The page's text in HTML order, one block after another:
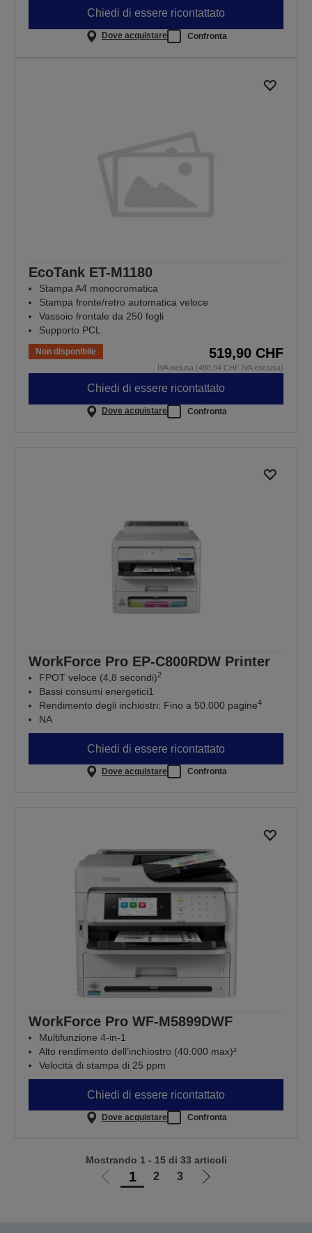
Chiedi di essere ricontattato
Dove acquistare Confronta
EcoTank ET-M1180
Stampa A4 monocromatica
Stampa fronte/retro automatica veloce
Vassoio frontale da 250 fogli
Supporto PCL
Non disponibile 519,90 CHF
IVA inclusa (480,94 CHF IVA esclusa)
Chiedi di essere ricontattato
Dove acquistare Confronta
WorkForce Pro EP-C800RDW Printer
FPOT veloce (4,8 secondi)2
Bassi consumi energetici1
Rendimento degli inchiostri: Fino a 50.000 pagine4
NA
Chiedi di essere ricontattato
Dove acquistare Confronta
WorkForce Pro WF-M5899DWF
Multifunzione 4-in-1
Alto rendimento dell’inchiostro (40.000 max)²
Velocità di stampa di 25 ppm
Chiedi di essere ricontattato
Dove acquistare Confronta
Vai
1 2 3
Vai
Mostrando 1 - 15 di 33 articoli